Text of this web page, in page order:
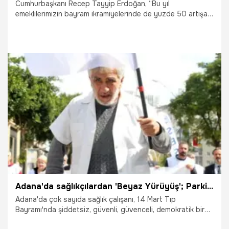
Cumhurbaşkanı Recep Tayyip Erdoğan, “Bu yıl
emeklilerimizin bayram ikramiyelerinde de yüzde 50 artışa
yükümlülükleri azaldıkça, artan kaynağı emeklilerimiz ve
çalışanlarımız başta olmak üzere milletimizin istifadesine
sunmaya devam edeceğiz. Bunun yanında enflasyonu
yeniden tek haneli rakamlara düşürerek tüm toplum
kesimlerinde daha kalıcı refah artışı sağlayacağız" dedi.
16.03.2024 Gündem
Adana'da sağlıkçılardan 'Beyaz Yürüyüş'; Parkinson hastası emekli doktor bir kilometre en önde yürüdü!
Adana'da çok sayıda sağlık çalışanı, 14 Mart Tıp
Bayramı'nda şiddetsiz, güvenli, güvenceli, demokratik bir